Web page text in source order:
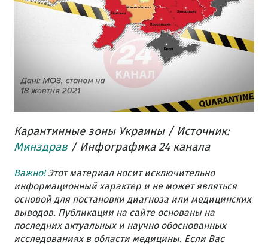
Карантинные зоны Украины / Источник:
Минздрав / Инфографика 24 канала
Важно!Этот материал носит исключительно
информационный характер и не может являться
основой для постановки диагноза или медицинских
выводов. Публикации на сайте основаны на
последних актуальных и научно обоснованных
исследованиях в области медицины. Если Вас